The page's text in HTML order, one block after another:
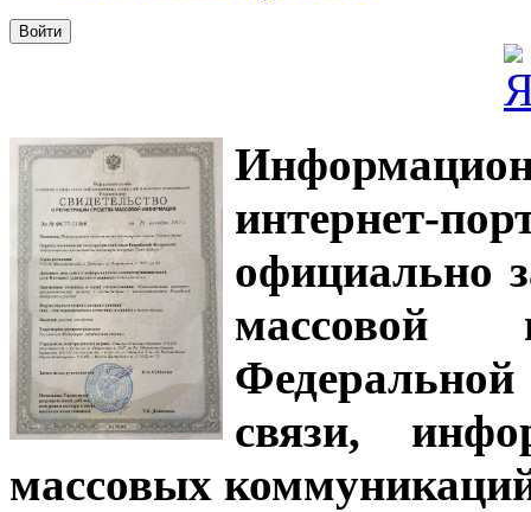
интернет-
официально
связи,
массовых